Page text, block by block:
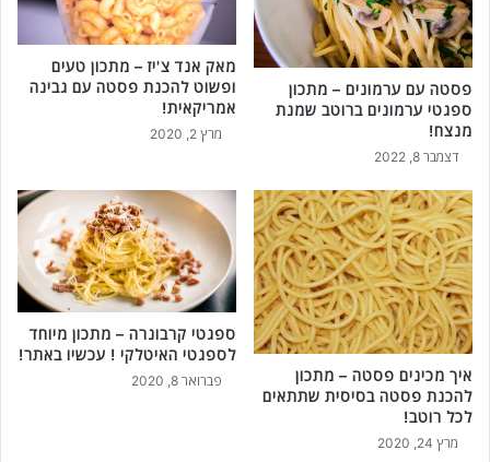
פסטה עם ערמונים – מתכון
ספגטי ערמונים ברוטב שמנת
מנצח!
דצמבר 8, 2022
מאק אנד צ'יז – מתכון טעים
ופשוט להכנת פסטה עם גבינה
אמריקאית!
מרץ 2, 2020
איך מכינים פסטה – מתכון
להכנת פסטה בסיסית שתתאים
לכל רוטב!
מרץ 24, 2020
ספגטי קרבונרה – מתכון מיוחד
לספגטי האיטלקי ! עכשיו באתר!
פברואר 8, 2020